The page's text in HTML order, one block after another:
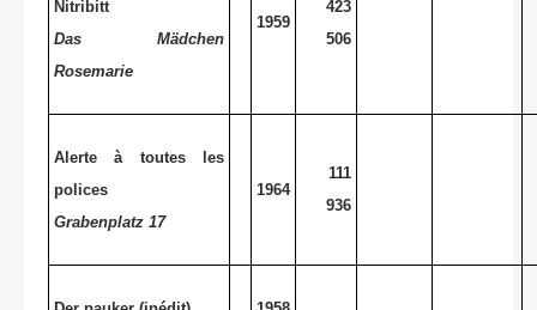
Nitribitt
Das Mädchen
Rosemarie
1959
423
506
Alerte à toutes les
polices
Grabenplatz 17
1964
111
936